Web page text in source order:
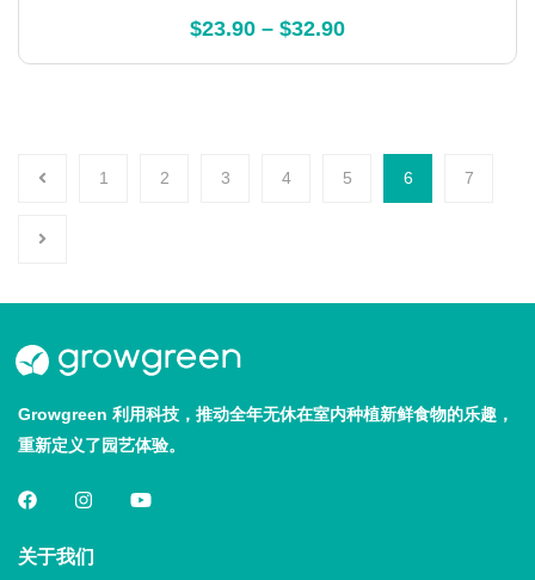
out of 5
$23.90 – $32.90
1 2 3 4 5 6 7
Growgreen 利用科技，推动全年无休在室内种植新鲜食物的乐趣，
重新定义了园艺体验。
关于我们